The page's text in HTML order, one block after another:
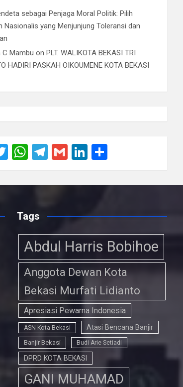
sebagai Penjaga Moral Politik: Pilih
Nasionalis yang Menjunjung Toleransi dan
C Mambu onPLT. WALIKOTA BEKASI TRI
HADIRI PASKAH OIKOUMENE KOTA BEKASI
T
wi
tt
W
h
at
A
p
p
T
el
e
a
m
G
m
ail
Li
n
ke
n
h
ar
Tags
Abdul Harris Bobihoe
Anggota Dewan Kota
Bekasi Murfati Lidianto
Apresiasi Pewarna Indonesia
ASN Kota Bekasi Atasi Bencana Banjir
Banjir Bekasi Budi Arie Setiadi
DPRD KOTA BEKASI
GANI MUHAMAD